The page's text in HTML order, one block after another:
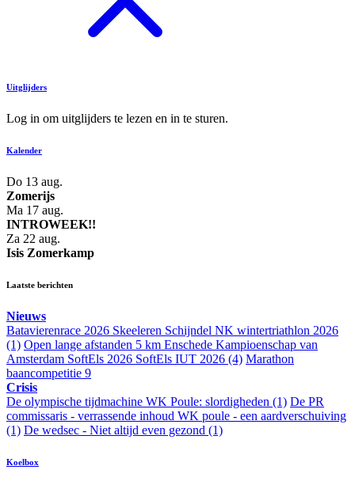
Uitglijders
Log in om uitglijders te lezen en in te sturen.
Kalender
Do 13 aug.
Zomerijs
Ma 17 aug.
INTROWEEK!!
Za 22 aug.
Isis Zomerkamp
Laatste berichten
Nieuws
Batavierenrace 2026 Skeeleren Schijndel NK wintertriathlon 2026
(1) Open lange afstanden 5 km Enschede Kampioenschap van
Amsterdam SoftEls 2026 SoftEls IUT 2026 (4) Marathon
baancompetitie 9
Crisis
De olympische tijdmachine WK Poule: slordigheden (1) De PR
commissaris - verrassende inhoud WK poule - een aardverschuiving
(1) De wedsec - Niet altijd even gezond (1)
Koelbox